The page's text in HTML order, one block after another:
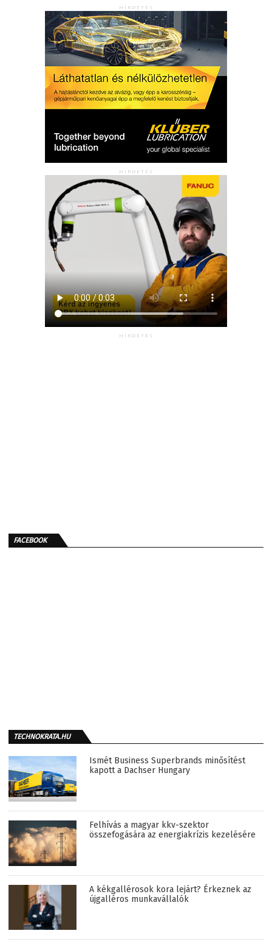
HIRDETÉS
HIRDETÉS
HIRDETÉS
FACEBOOK
TECHNOKRATA.HU
Ismét Business Superbrands minősítést
kapott a Dachser Hungary
Felhívás a magyar kkv-szektor
összefogására az energiakrízis kezelésére
A kékgallérosok kora lejárt? Érkeznek az
újgalléros munkavállalók